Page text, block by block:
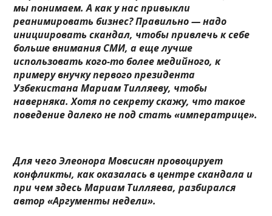
мы понимаем. А как у нас привыкли
реанимировать бизнес? Правильно — надо
инициировать скандал, чтобы привлечь к себе
больше внимания СМИ, а еще лучше
использовать кого-то более медийного, к
примеру внучку первого президента
Узбекистана Мариам Тилляеву, чтобы
наверняка. Хотя по секрету скажу, что такое
поведение далеко не под стать «императрице».
Для чего Элеонора Мовсисян провоцирует
конфликты, как оказалась в центре скандала и
при чем здесь Мариам Тилляева, разбирался
автор «Аргументы недели».